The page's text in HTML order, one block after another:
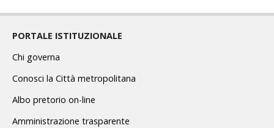
PORTALE ISTITUZIONALE
Chi governa
Conosci la Città metropolitana
Albo pretorio on-line
Amministrazione trasparente